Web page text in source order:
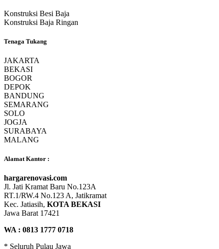
Konstruksi Besi Baja
Konstruksi Baja Ringan
Tenaga Tukang
JAKARTA
BEKASI
BOGOR
DEPOK
BANDUNG
SEMARANG
SOLO
JOGJA
SURABAYA
MALANG
Alamat Kantor :
hargarenovasi.com
Jl. Jati Kramat Baru No.123A
RT.1/RW.4 No.123 A, Jatikramat
Kec. Jatiasih, KOTA BEKASI
Jawa Barat 17421
WA : 0813 1777 0718
* Seluruh Pulau Jawa